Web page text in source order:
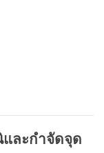
ละกำจัดจุด